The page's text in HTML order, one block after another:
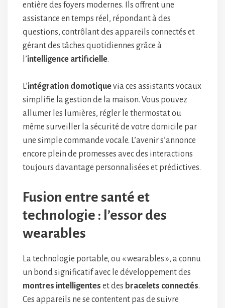
entière des foyers modernes. Ils offrent une
assistance en temps réel, répondant à des
questions, contrôlant des appareils connectés et
gérant des tâches quotidiennes grâce à
l’intelligence artificielle.
L’intégration domotiquevia ces assistants vocaux
simplifie la gestion de la maison. Vous pouvez
allumer les lumières, régler le thermostat ou
même surveiller la sécurité de votre domicile par
une simple commande vocale. L’avenir s’annonce
encore plein de promesses avec des interactions
toujours davantage personnalisées et prédictives.
Fusion entre santé et
technologie : l’essor des
wearables
La technologie portable, ou « wearables », a connu
un bond significatif avec le développement des
montres intelligentes et des bracelets connectés.
Ces appareils ne se contentent pas de suivre